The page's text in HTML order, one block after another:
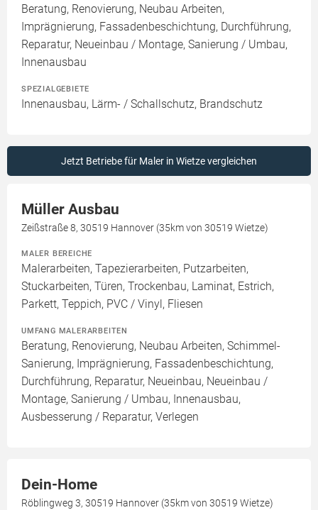
Beratung, Renovierung, Neubau Arbeiten,
Imprägnierung, Fassadenbeschichtung, Durchführung,
Reparatur, Neueinbau / Montage, Sanierung / Umbau,
Innenausbau
SPEZIALGEBIETE
Innenausbau, Lärm- / Schallschutz, Brandschutz
Jetzt Betriebe für Maler in Wietze vergleichen
Müller Ausbau
Zeißstraße 8, 30519 Hannover (35km von 30519 Wietze)
MALER BEREICHE
Malerarbeiten, Tapezierarbeiten, Putzarbeiten,
Stuckarbeiten, Türen, Trockenbau, Laminat, Estrich,
Parkett, Teppich, PVC / Vinyl, Fliesen
UMFANG MALERARBEITEN
Beratung, Renovierung, Neubau Arbeiten, Schimmel-
Sanierung, Imprägnierung, Fassadenbeschichtung,
Durchführung, Reparatur, Neueinbau, Neueinbau /
Montage, Sanierung / Umbau, Innenausbau,
Ausbesserung / Reparatur, Verlegen
Dein-Home
Röblingweg 3, 30519 Hannover (35km von 30519 Wietze)